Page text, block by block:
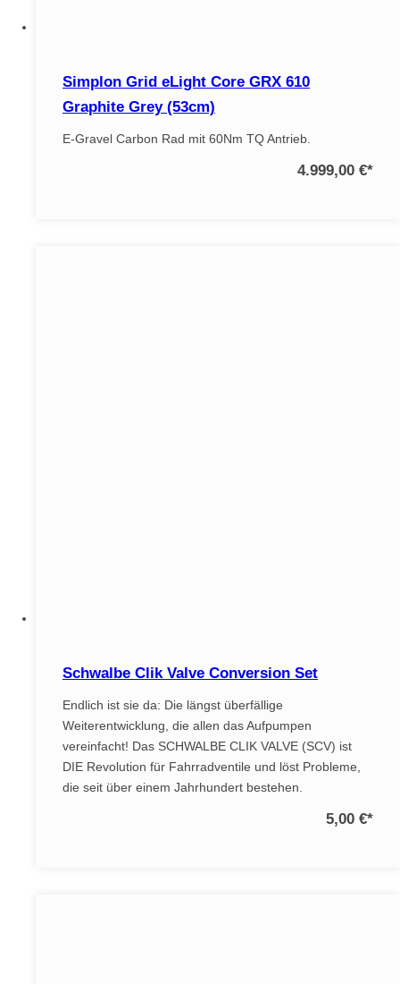
Simplon Grid eLight Core GRX 610
Graphite Grey (53cm)
E-Gravel Carbon Rad mit 60Nm TQ Antrieb.
4.999,00 €*
Schwalbe Clik Valve Conversion Set
Endlich ist sie da: Die längst überfällige
Weiterentwicklung, die allen das Aufpumpen
vereinfacht! Das SCHWALBE CLIK VALVE (SCV) ist
DIE Revolution für Fahrradventile und löst Probleme,
die seit über einem Jahrhundert bestehen.
5,00 €*